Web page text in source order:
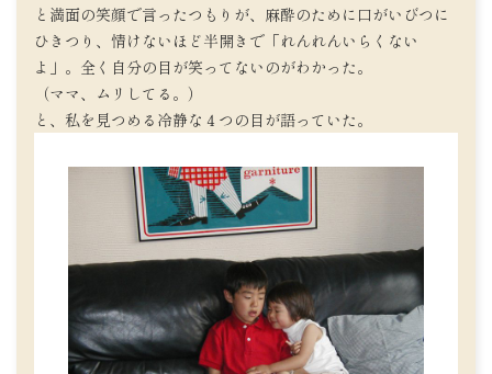
と満面の笑顔で言ったつもりが、麻酔のために口がいびつに
ひきつり、情けないほど半開きで「れんれんいらくない
よ」。全く自分の目が笑ってないのがわかった。
（ママ、ムリしてる。）
と、私を見つめる冷静な４つの目が語っていた。